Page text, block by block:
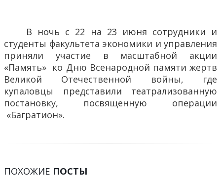
В ночь с 22 на 23 июня сотрудники и
студенты факультета экономики и управления
приняли участие в масштабной акции
«Память» ко Дню Всенародной памяти жертв
Великой Отечественной войны, где
купаловцы представили театрализованную
постановку, посвященную операции
«Багратион».
ПОХОЖИЕ ПОСТЫ